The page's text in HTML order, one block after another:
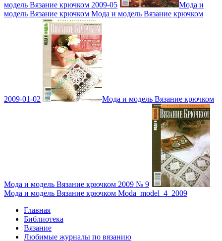
модель Вязание крючком 2009-05
Мода и
модель Вязание крючком Мода и модель Вязание крючком
2009-01-02 Мода и модель Вязание крючком
Мода и модель Вязание крючком 2009 № 9
Мода и модель Вязание крючком Moda_model_4_2009
Главная
Библиотека
Вязание
Любимые журналы по вязанию